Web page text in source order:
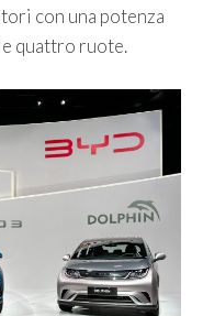
con una potenza
quattro ruote.